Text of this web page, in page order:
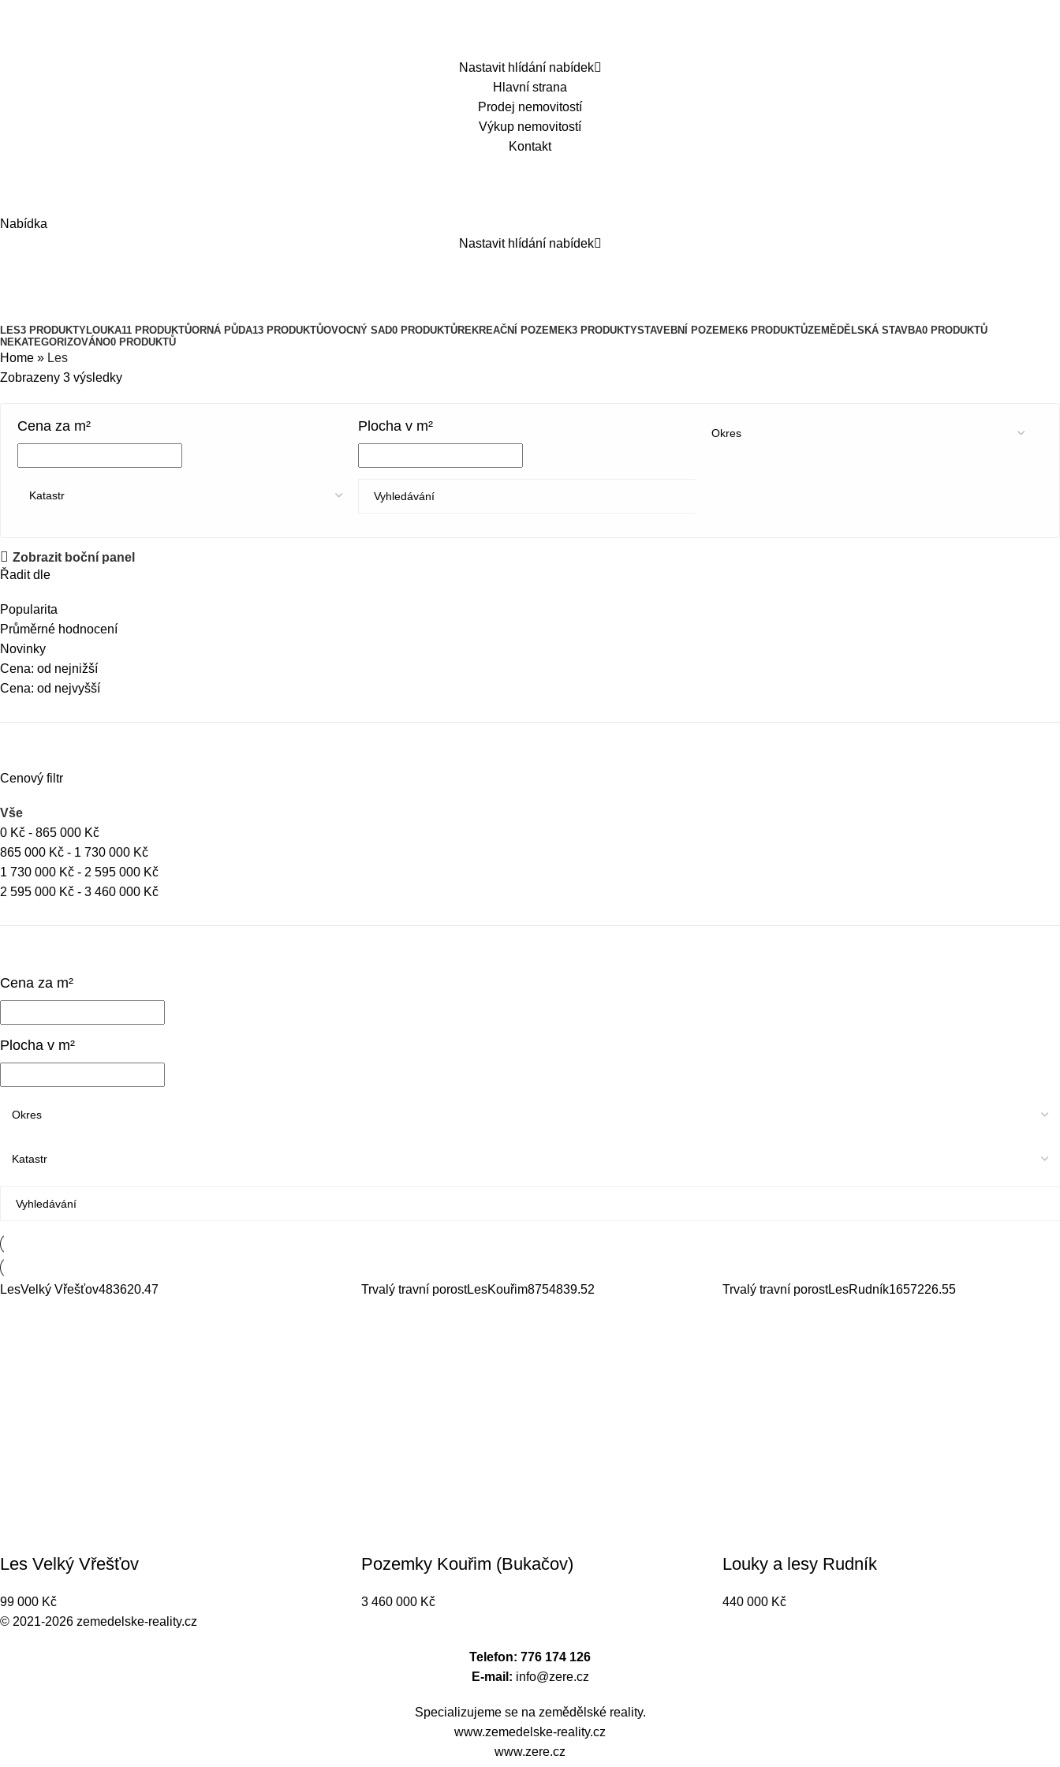
Nastavit hlídání nabídek
Hlavní strana
Prodej nemovitostí
Výkup nemovitostí
Kontakt
Nabídka
Nastavit hlídání nabídek
LES3 PRODUKTY LOUKA11 PRODUKTŮORNÁ PŮDA13 PRODUKTŮOVOCNÝ SAD0 PRODUKTŮREKREAČNÍ POZEMEK3 PRODUKTYSTAVEBNÍ POZEMEK6 PRODUKTŮZEMĚDĚLSKÁ STAVBA0 PRODUKTŮ
NEKATEGORIZOVÁNO0 PRODUKTŮ
Home » Les
Zobrazeny 3 výsledky
Cena za m² Plocha v m²
Zobrazit boční panel
Řadit dle
Popularita
Průměrné hodnocení
Novinky
Cena: od nejnižší
Cena: od nejvyšší
Cenový filtr
Vše
0 Kč - 865 000 Kč
865 000 Kč - 1 730 000 Kč
1 730 000 Kč - 2 595 000 Kč
2 595 000 Kč - 3 460 000 Kč
Cena za m²
Plocha v m²
LesVelký Vřešťov483620.47
Les Velký Vřešťov
99 000 Kč
Trvalý travní porostLesKouřim8754839.52
Pozemky Kouřim (Bukačov)
3 460 000 Kč
Trvalý travní porostLesRudník1657226.55
Louky a lesy Rudník
440 000 Kč
© 2021-2026 zemedelske-reality.cz
Telefon: 776 174 126
E-mail: info@zere.cz
Specializujeme se na zemědělské reality.
www.zemedelske-reality.cz
www.zere.cz